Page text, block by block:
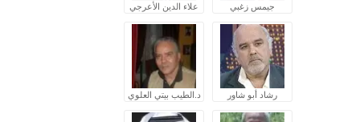
جيمس زغبي علاء الدين الأعرجي
رشاد أبو شاور د.الطيب بيتي العلوي